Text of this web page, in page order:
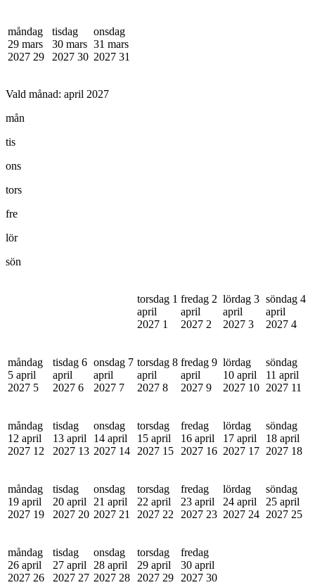
måndag
29 mars
2027 29
tisdag
30 mars
2027 30
onsdag
31 mars
2027 31
Vald månad: april 2027
mån
tis
ons
tors
fre
lör
sön
torsdag 1
april
2027 1
fredag 2
april
2027 2
lördag 3
april
2027 3
söndag 4
april
2027 4
måndag
5 april
2027 5
tisdag 6
april
2027 6
onsdag 7
april
2027 7
torsdag 8
april
2027 8
fredag 9
april
2027 9
lördag
10 april
2027 10
söndag
11 april
2027 11
måndag
12 april
2027 12
tisdag
13 april
2027 13
onsdag
14 april
2027 14
torsdag
15 april
2027 15
fredag
16 april
2027 16
lördag
17 april
2027 17
söndag
18 april
2027 18
måndag
19 april
2027 19
tisdag
20 april
2027 20
onsdag
21 april
2027 21
torsdag
22 april
2027 22
fredag
23 april
2027 23
lördag
24 april
2027 24
söndag
25 april
2027 25
måndag
26 april
2027 26
tisdag
27 april
2027 27
onsdag
28 april
2027 28
torsdag
29 april
2027 29
fredag
30 april
2027 30